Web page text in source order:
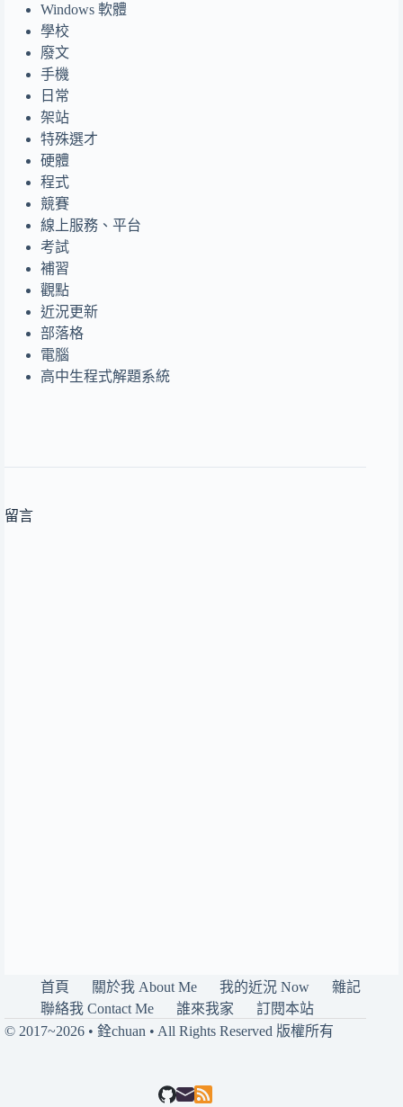
Windows 軟體
學校
廢文
手機
日常
架站
特殊選才
硬體
程式
競賽
線上服務、平台
考試
補習
觀點
近況更新
部落格
電腦
高中生程式解題系統
留言
首頁 關於我 About Me 我的近況 Now
雜記
聯絡我 Contact Me
誰來我家
訂閱本站
© 2017~2026 • 銓chuan • All Rights Reserved 版權所有